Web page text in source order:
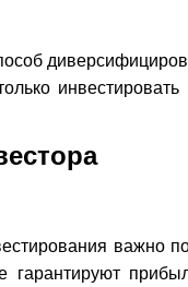
важно
гарантируют